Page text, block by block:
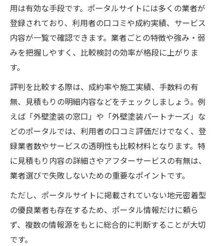
用は有効な手段です。ポータルサイトには多くの業者が
登録されており、利用者の口コミや成約実績、サービス
内容が一覧で確認できます。業者ごとの特徴や強み・弱
みを把握しやすく、比較検討の効率が格段に上がりま
す。
評判を比較する際は、成約率や施工実績、手数料の有
無、見積もりの明細内容などをチェックしましょう。例
えば「外壁塗装の窓口」や「外壁塗装パートナーズ」な
どのポータルでは、利用者の口コミ評価だけでなく、登
録業者数やサービスの透明性も比較材料となります。特
に見積もり内容の詳細さやアフターサービスの有無は、
業者選びで失敗しないための重要なポイントです。
ただし、ポータルサイトに掲載されていない地元密着型
の優良業者も存在するため、ポータル情報だけに頼ら
ず、複数の情報源をもとに総合的に判断することが大切
です。